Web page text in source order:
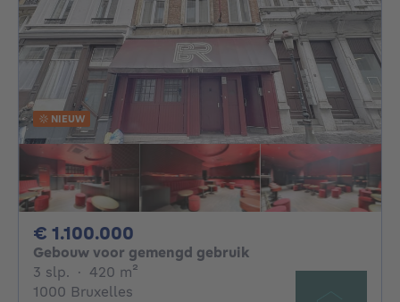
NIEUW
€ 1.100.000
Gebouw voor gemengd gebruik
3 slp. 3 slaapkamers
· 420 m²
1000 Bruxelles